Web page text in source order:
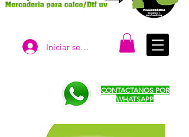
Iniciar sesión
CONTACTANOS POR
WHATSAPP